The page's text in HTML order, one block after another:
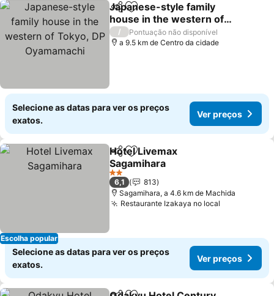
PartilharAdicionar aos favoritos
Japanese-style family
house in the western of
Tokyo, DP Oyamamachi
/
Pontuação não disponível
a 9.5 km de Centro da cidade
Selecione as datas para ver os preços
exatos.
Ver preços
Escolha popular
PartilharAdicionar aos favoritos
Hotel Livemax
Sagamihara
2 Estrelas
6,1
813
Sagamihara, a 4.6 km de Machida
Restaurante Izakaya no local
Selecione as datas para ver os preços
exatos.
Ver preços